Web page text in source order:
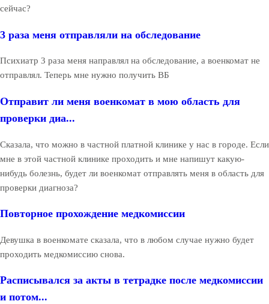
сейчас?
3 раза меня отправляли на обследование
Психиатр 3 раза меня направлял на обследование, а военкомат не
отправлял. Теперь мне нужно получить ВБ
Отправит ли меня военкомат в мою область для
проверки диа...
Сказала, что можно в частной платной клинике у нас в городе. Если
мне в этой частной клинике проходить и мне напишут какую-
нибудь болезнь, будет ли военкомат отправлять меня в область для
проверки диагноза?
Повторное прохождение медкомиссии
Девушка в военкомате сказала, что в любом случае нужно будет
проходить медкомиссию снова.
Расписывался за акты в тетрадке после медкомиссии
и потом...